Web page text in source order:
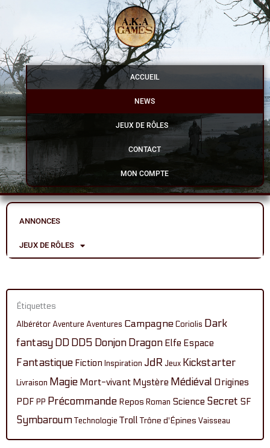
contenu
ACCUEIL
NEWS
JEUX DE RÔLES
CONTACT
MON COMPTE
ANNONCES
JEUX DE RÔLES
Étiquettes
AlbérétorAventure Aventures CampagneCoriolis Dark
fantasy DD DD5 Donjon Dragon Elfe Espace
Fantastique Fiction Inspiration JdR Jeux Kickstarter
Livraison Magie Mort-vivant Mystère Médiéval Origines
PDF PP Précommande Repos Roman Science Secret SF
SymbaroumTechnologie Troll Trône d'Épines Vaisseau